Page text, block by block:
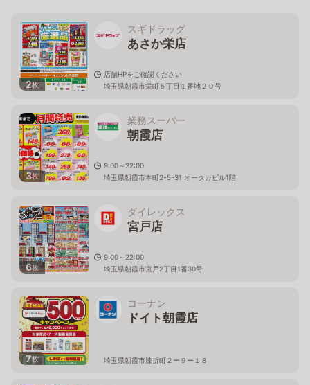
2枚
スギドラッグ
あさか栄店
店舗HPをご確認ください
埼玉県朝霞市栄町５丁目１番地２０号
3枚
業務スーパー
朝霞店
9:00～22:00
埼玉県朝霞市本町2-5-31 オータカビル1階
6枚
ダイレックス
宮戸店
9:00～22:00
埼玉県朝霞市宮戸2丁目1番30号
7枚
コーナン
ドイト朝霞店
埼玉県朝霞市膝折町２ー９ー１８